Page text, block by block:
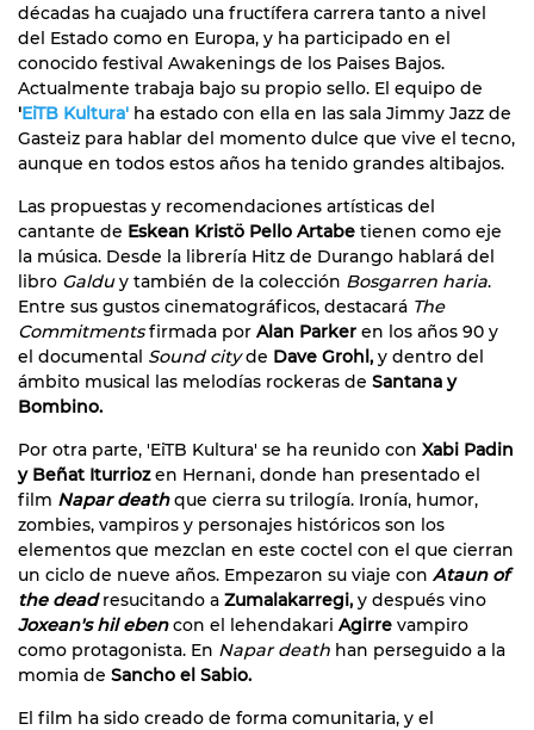
décadas ha cuajado una fructífera carrera tanto a nivel
del Estado como en Europa, y ha participado en el
conocido festival Awakenings de los Paises Bajos.
Actualmente trabaja bajo su propio sello. El equipo de
'EiTB Kultura' ha estado con ella en las sala Jimmy Jazz de
Gasteiz para hablar del momento dulce que vive el tecno,
aunque en todos estos años ha tenido grandes altibajos.
Las propuestas y recomendaciones artísticas del
cantante de Eskean Kristö Pello Artabe tienen como eje
la música. Desde la librería Hitz de Durango hablará del
libro Galduy también de la colección Bosgarren haria.
Entre sus gustos cinematográficos, destacará The
Commitmentsfirmada por Alan Parker en los años 90 y
el documental Sound cityde Dave Grohl, y dentro del
ámbito musical las melodías rockeras de Santana y
Bombino.
Por otra parte, 'EiTB Kultura' se ha reunido con Xabi Padin
y Beñat Iturriozen Hernani, donde han presentado el
film Napar deathque cierra su trilogía. Ironía, humor,
zombies, vampiros y personajes históricos son los
elementos que mezclan en este coctel con el que cierran
un ciclo de nueve años. Empezaron su viaje con Ataun of
the deadresucitando a Zumalakarregi, y después vino
Joxean's hil eben con el lehendakari Agirre vampiro
como protagonista. En Napar death han perseguido a la
momia de Sancho el Sabio.
El film ha sido creado de forma comunitaria, y el